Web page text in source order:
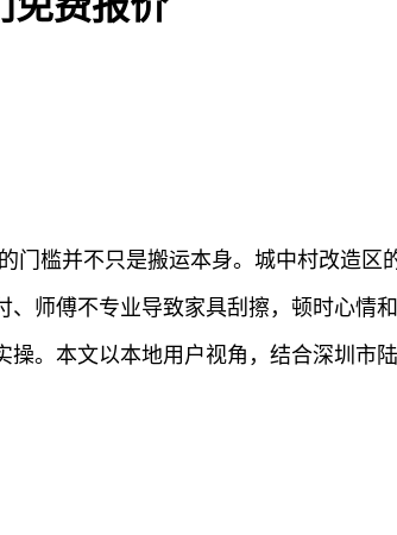
槛并不只是搬运本身。城中村改造
师傅不专业导致家具刮擦，顿时心情
。本文以本地用户视角，结合深圳市